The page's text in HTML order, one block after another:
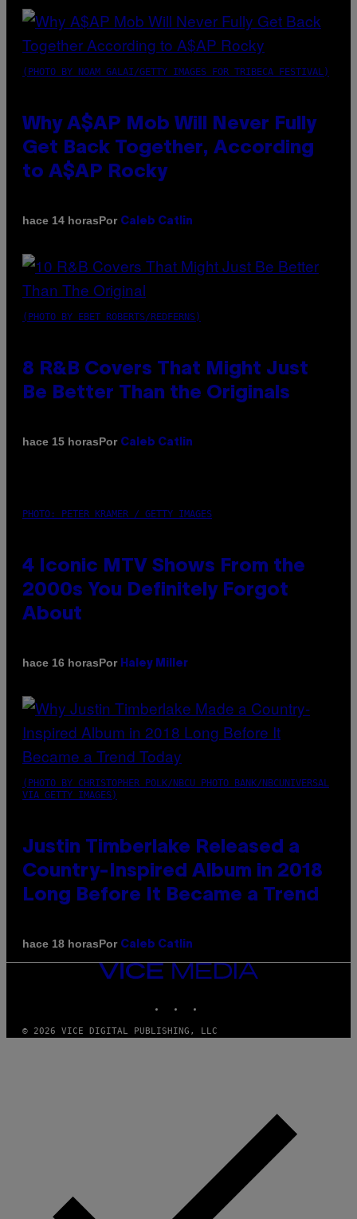
(PHOTO BY NOAM GALAI/GETTY IMAGES FOR TRIBECA FESTIVAL)
Why A$AP Mob Will Never Fully
Get Back Together, According
to A$AP Rocky
hace 14 horasPor Caleb Catlin
(PHOTO BY EBET ROBERTS/REDFERNS)
8 R&B Covers That Might Just
Be Better Than the Originals
hace 15 horasPor Caleb Catlin
PHOTO: PETER KRAMER / GETTY IMAGES
4 Iconic MTV Shows From the
2000s You Definitely Forgot
About
hace 16 horasPor Haley Miller
(PHOTO BY CHRISTOPHER POLK/NBCU PHOTO BANK/NBCUNIVERSAL
VIA GETTY IMAGES)
Justin Timberlake Released a
Country-Inspired Album in 2018
Long Before It Became a Trend
hace 18 horasPor Caleb Catlin
VICE
MEDIA
© 2026 VICE DIGITAL PUBLISHING, LLC